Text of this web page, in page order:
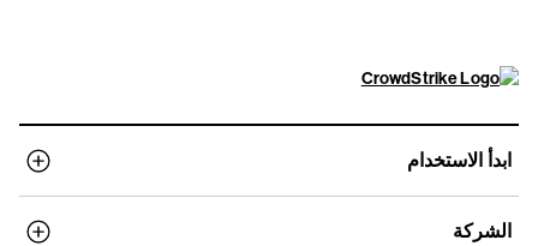
ابدأ الاستخدام
الشركة